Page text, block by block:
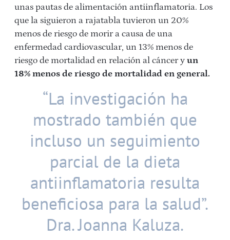
unas pautas de alimentación antiinflamatoria. Los
que la siguieron a rajatabla tuvieron un 20%
menos de riesgo de morir a causa de una
enfermedad cardiovascular, un 13% menos de
riesgo de mortalidad en relación al cáncer y un
18% menos de riesgo de mortalidad en general.
“La investigación ha
mostrado también que
incluso un seguimiento
parcial de la dieta
antiinflamatoria resulta
beneficiosa para la salud”.
Dra. Joanna Kaluza.